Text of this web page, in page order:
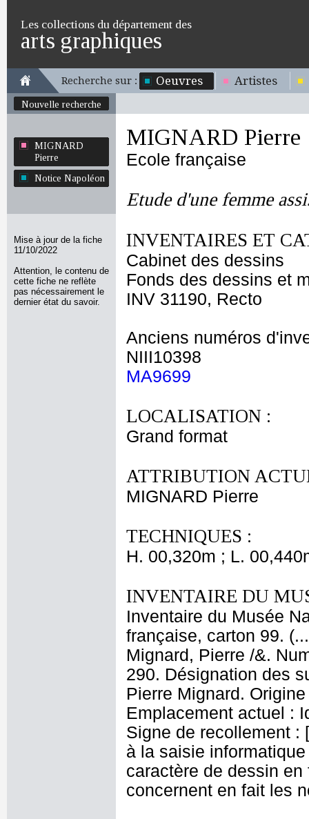
Les collections du département des
arts graphiques
Recherche sur : Oeuvres Artistes
Nouvelle recherche
MIGNARD
Pierre
Notice Napoléon
Mise à jour de la fiche
11/10/2022
Attention, le contenu de
cette fiche ne reflète
pas nécessairement le
dernier état du savoir.
MIGNARD Pierre
Ecole française
Etude d'une femme
INVENTAIRES ET
Cabinet des dessins
Fonds des dessins et
INV 31190, Recto
Anciens numéros
NIII10398
MA9699
LOCALISATION :
Grand format
ATTRIBUTION
MIGNARD Pierre
TECHNIQUES :
H. 00,320m ; L.
INVENTAIRE DU
Inventaire du Musée
française, carton 99.
Mignard, Pierre /&.
290. Désignation des
Pierre Mignard.
Emplacement actuel :
Signe de recollement :
à la saisie
caractère de dessin
concernent en fait les